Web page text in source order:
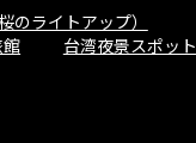
のライトアップ）
館
台湾夜景スポット